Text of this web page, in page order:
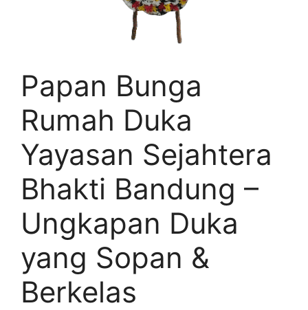
Papan Bunga
Rumah Duka
Yayasan Sejahtera
Bhakti Bandung –
Ungkapan Duka
yang Sopan &
Berkelas